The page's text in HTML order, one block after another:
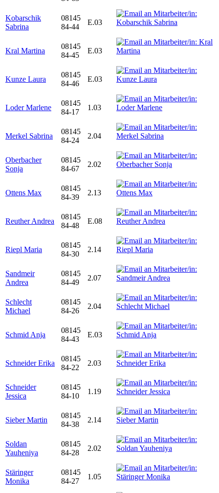
Kobarschik
Sabrina
08145
84-44
E.03
Kral Martina
08145
84-45
E.03
Kunze Laura
08145
84-46
E.03
Loder Marlene
08145
84-17
1.03
Merkel Sabrina
08145
84-24
2.04
Oberbacher
Sonja
08145
84-67
2.02
Ottens Max
08145
84-39
2.13
Reuther Andrea
08145
84-48
E.08
Riepl Maria
08145
84-30
2.14
Sandmeir
Andrea
08145
84-49
2.07
Schlecht
Michael
08145
84-26
2.04
Schmid Anja
08145
84-43
E.03
Schneider Erika
08145
84-22
2.03
Schneider
Jessica
08145
84-10
1.19
Sieber Martin
08145
84-38
2.14
Soldan
Yauheniya
08145
84-28
2.02
Stäringer
Monika
08145
84-27
1.05